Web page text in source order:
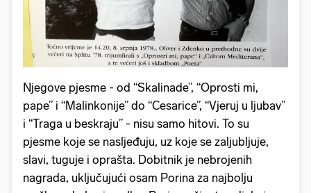
Njegove pjesme - od “Skalinade”, “Oprosti mi,
pape” i “Malinkonije” do “Cesarice”, “Vjeruj u ljubav”
i “Traga u beskraju” - nisu samo hitovi. To su
pjesme koje se nasljeđuju, uz koje se zaljubljuje,
slavi, tuguje i oprašta. Dobitnik je nebrojenih
nagrada, uključujući osam Porina za najbolju